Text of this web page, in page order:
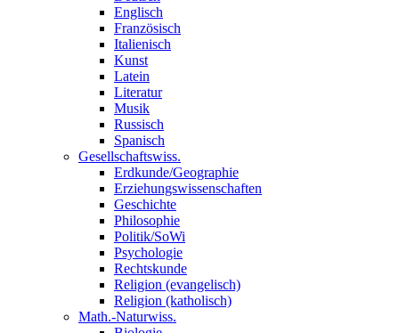
Englisch
Französisch
Italienisch
Kunst
Latein
Literatur
Musik
Russisch
Spanisch
Gesellschaftswiss.
Erdkunde/Geographie
Erziehungswissenschaften
Geschichte
Philosophie
Politik/SoWi
Psychologie
Rechtskunde
Religion (evangelisch)
Religion (katholisch)
Math.-Naturwiss.